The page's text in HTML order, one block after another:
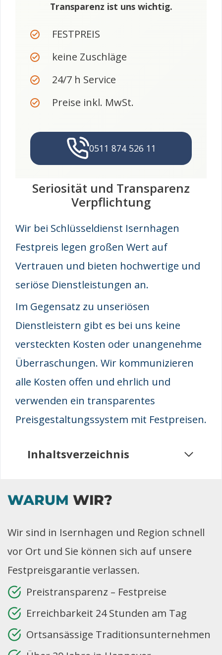
Transparenz ist uns wichtig.
FESTPREIS
keine Zuschläge
24/7 h Service
Preise inkl. MwSt.
0511 874 526 11
Seriosität und Transparenz
Verpflichtung
Wir bei Schlüsseldienst Isernhagen
Festpreis legen großen Wert auf
Vertrauen und bieten hochwertige und
seriöse Dienstleistungen an.
Im Gegensatz zu unseriösen
Dienstleistern gibt es bei uns keine
versteckten Kosten oder unangenehme
Überraschungen. Wir kommunizieren
alle Kosten offen und ehrlich und
verwenden ein transparentes
Preisgestaltungssystem mit Festpreisen.
Inhaltsverzeichnis
WARUM WIR?
Wir sind in Isernhagen und Region schnell
vor Ort und Sie können sich auf unsere
Festpreisgarantie verlassen.
Preistransparenz – Festpreise
Erreichbarkeit 24 Stunden am Tag
Ortsansässige Traditionsunternehmen